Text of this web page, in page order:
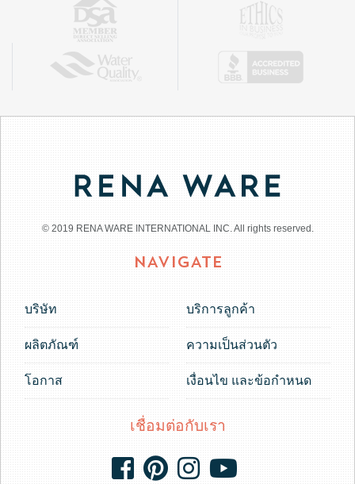
© 2019 RENA WARE INTERNATIONAL INC. All rights reserved.
NAVIGATE
บริษัท
ผลิตภัณฑ์
โอกาส
บริการลูกค้า
ความเป็นส่วนตัว
เงื่อนไข และข้อกำหนด
เชื่อมต่อกับเรา